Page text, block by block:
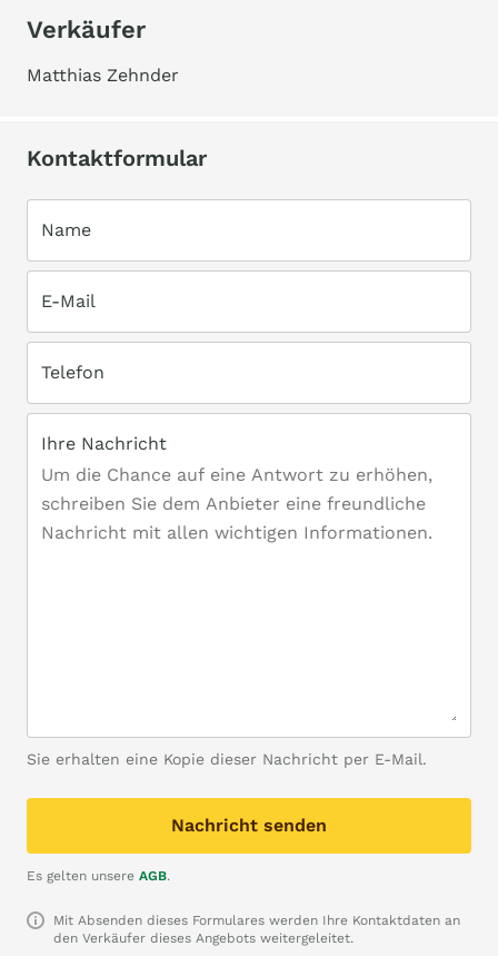
Verkäufer
Matthias Zehnder
Kontaktformular
Name
E-Mail
Telefon
Ihre Nachricht
Sie erhalten eine Kopie dieser Nachricht per E-Mail.
Nachricht senden
Es gelten unsere AGB.
Mit Absenden dieses Formulares werden Ihre Kontaktdaten an
den Verkäufer dieses Angebots weitergeleitet.